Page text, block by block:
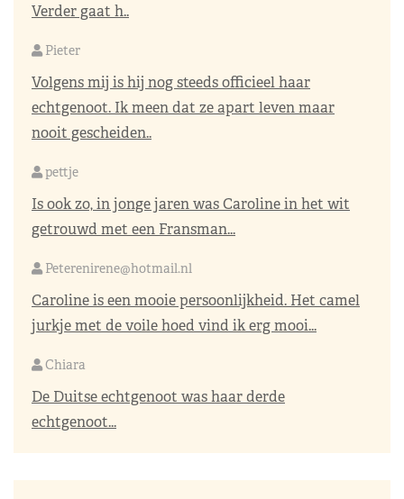
Verder gaat h..
Pieter
Volgens mij is hij nog steeds officieel haar
echtgenoot. Ik meen dat ze apart leven maar
nooit gescheiden..
pettje
Is ook zo, in jonge jaren was Caroline in het wit
getrouwd met een Fransman...
Peterenirene@hotmail.nl
Caroline is een mooie persoonlijkheid. Het camel
jurkje met de voile hoed vind ik erg mooi...
Chiara
De Duitse echtgenoot was haar derde
echtgenoot...